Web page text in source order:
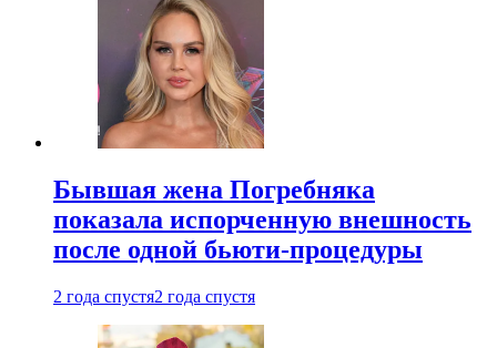
Бывшая жена Погребняка
показала испорченную внешность
после одной бьюти-процедуры
2 года спустя2 года спустя